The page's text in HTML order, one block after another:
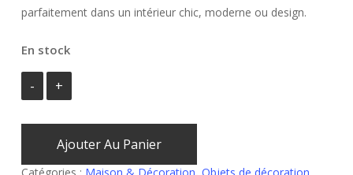
parfaitement dans un intérieur chic, moderne ou design.
En stock
Ajouter Au Panier